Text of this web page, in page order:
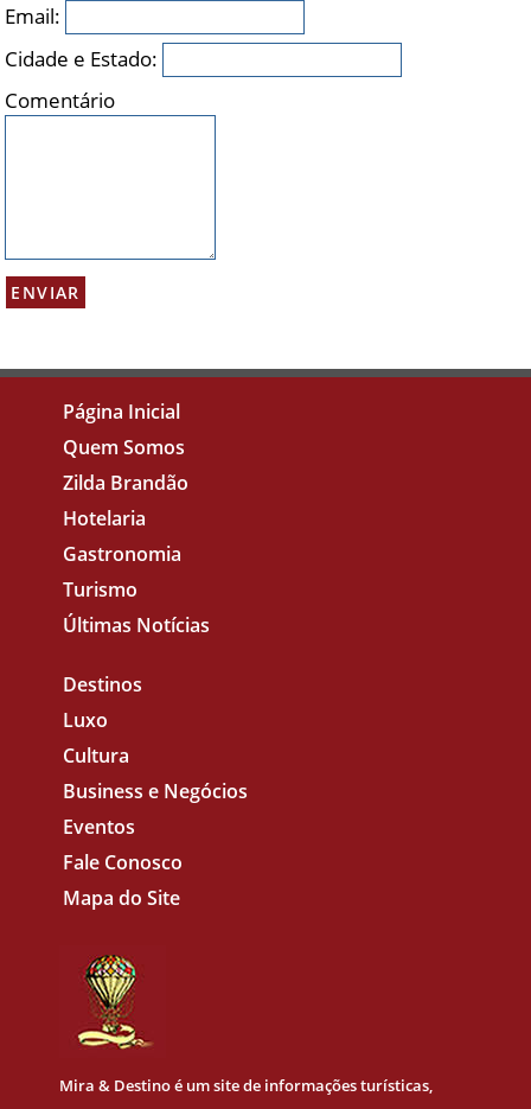
Email:
Cidade e Estado:
Comentário
Página Inicial
Quem Somos
Zilda Brandão
Hotelaria
Gastronomia
Turismo
Últimas Notícias
Destinos
Luxo
Cultura
Business e Negócios
Eventos
Fale Conosco
Mapa do Site
Mira & Destinoé um site de informações turísticas,